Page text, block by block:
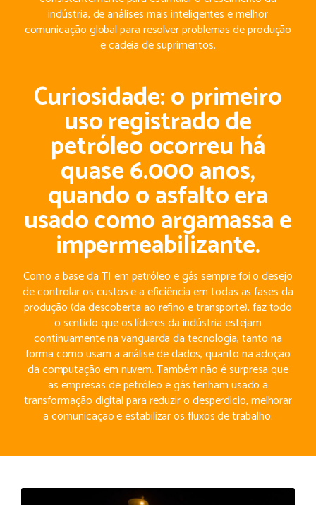
indústria, de análises mais inteligentes e melhor
comunicação global para resolver problemas de produção
e cadeia de suprimentos.
Curiosidade: o primeiro
uso registrado de
petróleo ocorreu há
quase 6.000 anos,
quando o asfalto era
usado como argamassa e
impermeabilizante.
Como a base da TI em petróleo e gás sempre foi o desejo
de controlar os custos e a eficiência em todas as fases da
produção (da descoberta ao refino e transporte), faz todo
o sentido que os líderes da indústria estejam
continuamente na vanguarda da tecnologia, tanto na
forma como usam a análise de dados, quanto na adoção
da computação em nuvem. Também não é surpresa que
as empresas de petróleo e gás tenham usado a
transformação digital para reduzir o desperdício, melhorar
a comunicação e estabilizar os fluxos de trabalho.